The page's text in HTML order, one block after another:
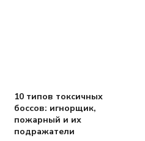
10 типов токсичных
боссов: игнорщик,
пожарный и их
подражатели